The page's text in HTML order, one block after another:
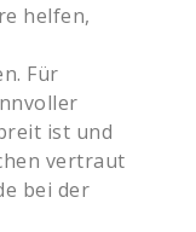
helfen,
Für
ist und
vertraut
bei der